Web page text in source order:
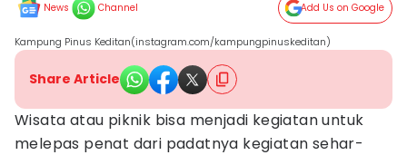
News Channel Add Us on Google
Kampung Pinus Keditan(instagram.com/kampungpinuskeditan)
Share Article
Wisata atau piknik bisa menjadi kegiatan untuk
melepas penat dari padatnya kegiatan sehar-